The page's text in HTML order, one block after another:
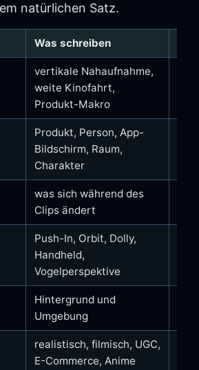
natürlichen Satz.
Was schreiben
vertikale Nahaufnahme,
weite Kinofahrt,
Produkt-Makro
Produkt, Person, App-
Bildschirm, Raum,
Charakter
was sich während des
Clips ändert
Push-In, Orbit, Dolly,
Handheld,
Vogelperspektive
Hintergrund und
Umgebung
realistisch, filmisch, UGC,
E-Commerce, Anime